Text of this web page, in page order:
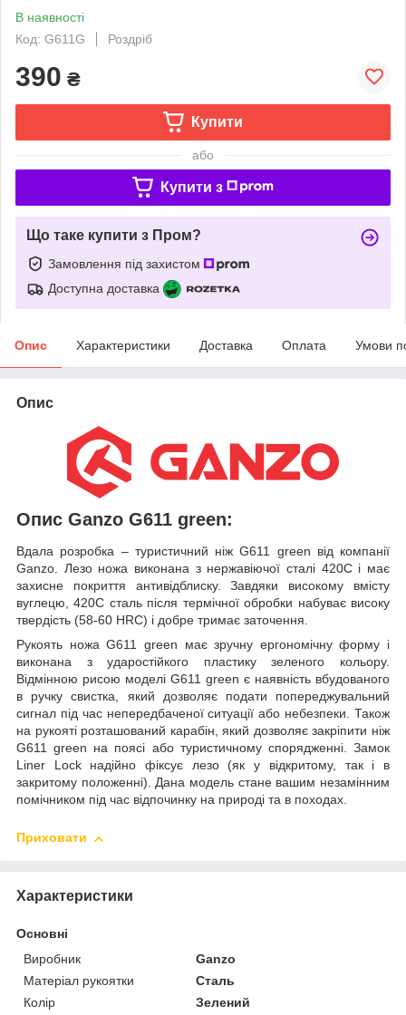
В наявності
Код: G611G
Роздріб
390 ₴
Купити
або
Купити з
Що таке купити з Пром?
Замовлення під захистом
Доступна доставка
Опис Характеристики Доставка Оплата Умови
Опис
Опис Ganzo G611 green:
Вдала розробка – туристичний ніж G611 green від компанії
Ganzo. Лезо ножа виконана з нержавіючої сталі 420С і має
захисне покриття антивідблиску. Завдяки високому вмісту
вуглецю, 420С сталь після термічної обробки набуває високу
твердість (58-60 HRC) і добре тримає заточення.
Рукоять ножа G611 green має зручну ергономічну форму і
виконана з ударостійкого пластику зеленого кольору.
Відмінною рисою моделі G611 green є наявність вбудованого
в ручку свистка, який дозволяє подати попереджувальний
сигнал під час непередбаченої ситуації або небезпеки. Також
на рукояті розташований карабін, який дозволяє закріпити ніж
G611 green на поясі або туристичному спорядженні. Замок
Liner Lock надійно фіксує лезо (як у відкритому, так і в
закритому положенні). Дана модель стане вашим незамінним
помічником під час відпочинку на природі та в походах.
Приховати
Характеристики
Основні
Виробник
Ganzo
Матеріал рукоятки
Сталь
Колір
Зелений